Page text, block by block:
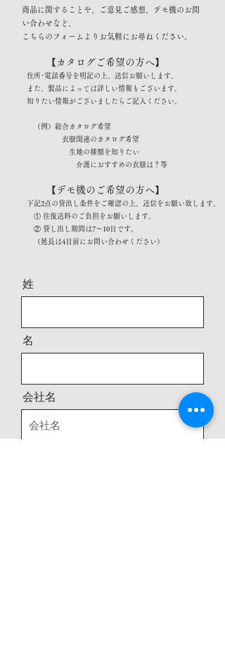
商品に関することや、ご意見ご感想、デモ機のお問
い合わせなど、
こちらのフォームよりお気軽にお尋ねください。
【カタログご希望の方へ】
住所･電話番号を明記の上、送信お願いします。
また、製品によっては詳しい情報もございます。
知りたい情報がございましたらご記入ください。
（例）総合カタログ希望
衣服関連のカタログ希望
生地の種類を知りたい
介護におすすめの衣服は？等
【デモ機のご希望の方へ】
下記2点の貸出し条件をご確認の上、送信をお願い致します。
① 往復送料のご負担をお願いします。
② 貸し出し期間は7～10日です。
（延長は4日前にお問い合わせください）
姓
名
会社名